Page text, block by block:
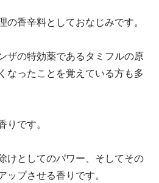
の香辛料としておなじみです。
ザの特効薬であるタミフルの原
なったことを覚えている方も多
りです。
けとしてのパワー、そしてその
ップさせる香りです。